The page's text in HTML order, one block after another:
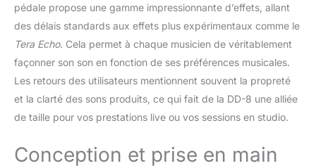
temps de Delay avec
fonction Tap Tempo
Switch Carryover pour
décider si la résonance
s’arrête lorsque l’effet est
coupé Entrées et sorties
en véritable stéréo, et
choix : Independent,
Panning, et Wide Stereo
pédale propose une gamme impressionnante d’effets, allant
des délais standards aux effets plus expérimentaux comme le
Tera Echo. Cela permet à chaque musicien de véritablement
façonner son son en fonction de ses préférences musicales.
Les retours des utilisateurs mentionnent souvent la propreté
et la clarté des sons produits, ce qui fait de la DD-8 une alliée
de taille pour vos prestations live ou vos sessions en studio.
Conception et prise en main